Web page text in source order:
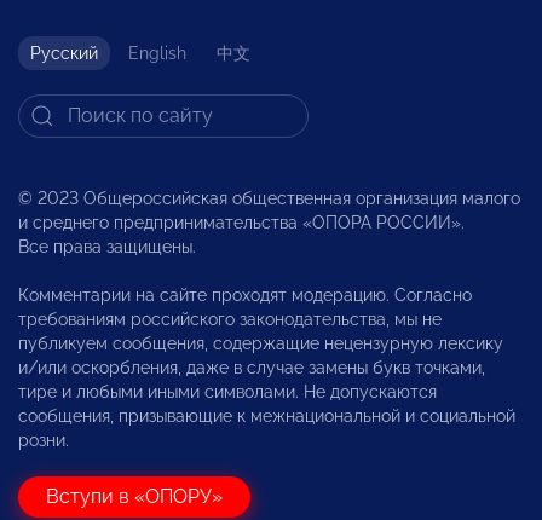
Русский English 中文
© 2023 Общероссийская общественная организация малого
и среднего предпринимательства «ОПОРА РОССИИ».
Все права защищены.
Комментарии на сайте проходят модерацию. Согласно
требованиям российского законодательства, мы не
публикуем сообщения, содержащие нецензурную лексику
и/или оскорбления, даже в случае замены букв точками,
тире и любыми иными символами. Не допускаются
сообщения, призывающие к межнациональной и социальной
розни.
Вступи в «ОПОРУ»